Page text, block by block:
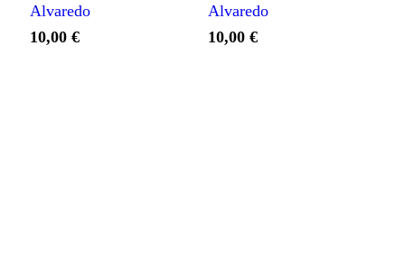
Alvaredo
10,00 €
Alvaredo
10,00€